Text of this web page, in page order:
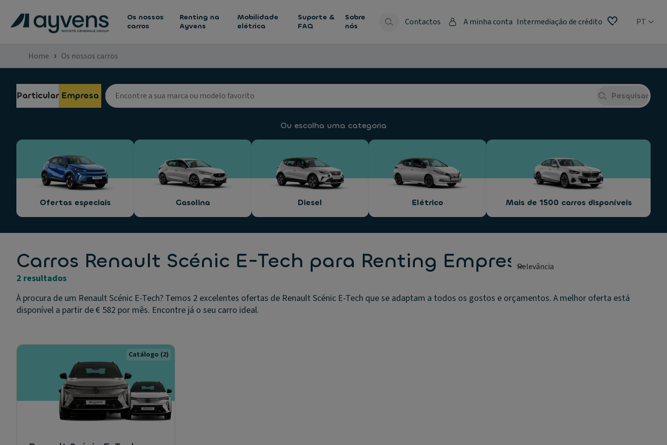
Os nossos
carros
Renting na
Ayvens
Mobilidade
elétrica
Suporte &
FAQ
Sobre
nós
Contactos A minha conta Intermediação de crédito PT
Home Os nossos carros
Particular Empresa Pesquisar
Ou escolha uma categoria
Ofertas especiais Gasolina Diesel Elétrico Mais de 1500 carros disponíveis
Carros Renault Scénic E-Tech para Renting Empresas
2 resultados
À procura de um Renault Scénic E-Tech? Temos 2 excelentes ofertas de Renault Scénic E-Tech que se adaptam a todos os gostos e orçamentos. A melhor oferta está
disponível a partir de € 582 por mês. Encontre já o seu carro ideal.
Catálogo (2)